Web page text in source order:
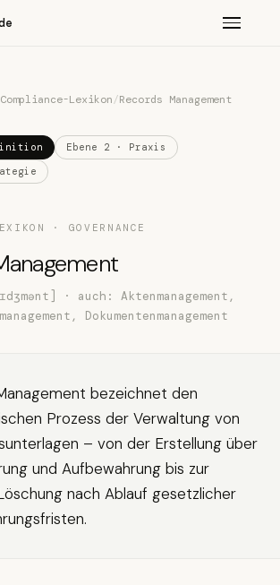
Compliance-Lexikon/Records Management
Ebene 2 · Praxis
· GOVERNANCE
· auch: Aktenmanagement,
Dokumentenmanagement
bezeichnet den
Prozess der Verwaltung von
– von der Erstellung über
und Aufbewahrung bis zur
nach Ablauf gesetzlicher